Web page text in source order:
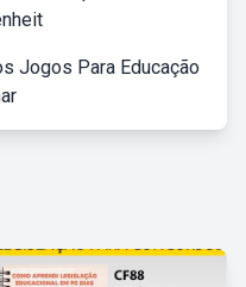
Jogos Para Educação